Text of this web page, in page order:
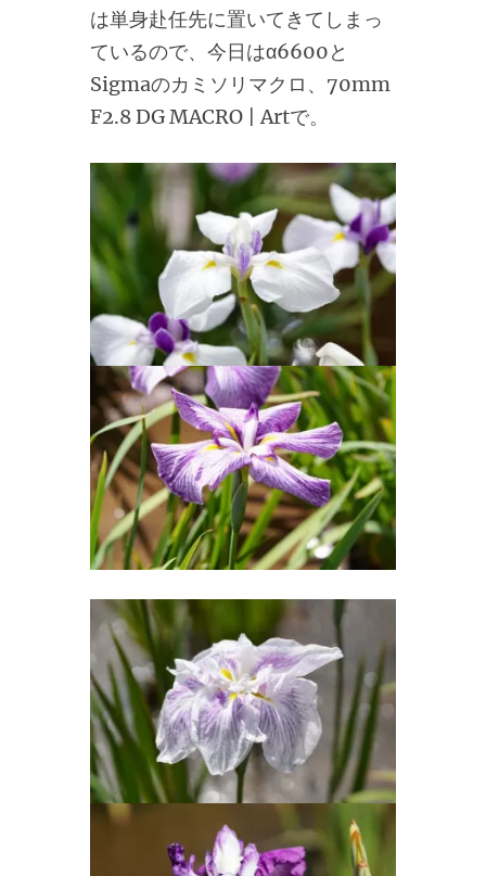
は単身赴任先に置いてきてしまっ
ているので、今日はα6600と
Sigmaのカミソリマクロ、 70mm
F2.8 DG MACRO | Artで。